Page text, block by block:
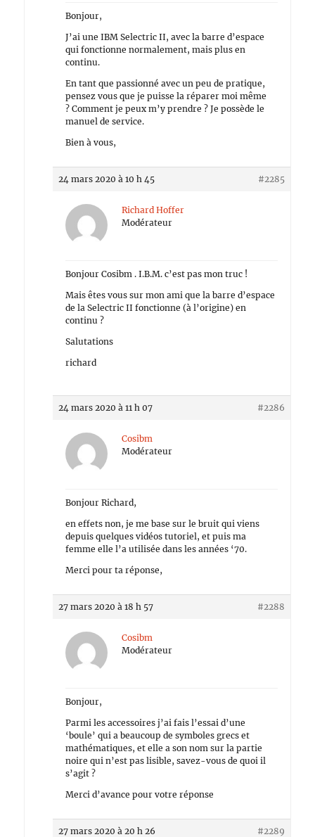
Bonjour,
J’ai une IBM Selectric II, avec la barre d’espace
qui fonctionne normalement, mais plus en
continu.
En tant que passionné avec un peu de pratique,
pensez vous que je puisse la réparer moi même
? Comment je peux m’y prendre ? Je possède le
manuel de service.
Bien à vous,
24 mars 2020 à 10 h 45 #2285
Richard Hoffer
Modérateur
Bonjour Cosibm . I.B.M. c’est pas mon truc !
Mais êtes vous sur mon ami que la barre d’espace
de la Selectric II fonctionne (à l’origine) en
continu ?
Salutations
richard
24 mars 2020 à 11 h 07 #2286
Cosibm
Modérateur
Bonjour Richard,
en effets non, je me base sur le bruit qui viens
depuis quelques vidéos tutoriel, et puis ma
femme elle l’a utilisée dans les années ‘70.
Merci pour ta réponse,
27 mars 2020 à 18 h 57 #2288
Cosibm
Modérateur
Bonjour,
Parmi les accessoires j’ai fais l’essai d’une
‘boule’ qui a beaucoup de symboles grecs et
mathématiques, et elle a son nom sur la partie
noire qui n’est pas lisible, savez-vous de quoi il
s’agit ?
Merci d’avance pour votre réponse
27 mars 2020 à 20 h 26 #2289